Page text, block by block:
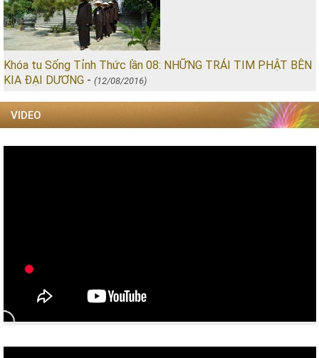
Khóa tu Sống Tỉnh Thức lần 08: NHỮNG TRÁI TIM PHẬT BÊN
KIA ĐẠI DƯƠNG - (12/08/2016)
VIDEO